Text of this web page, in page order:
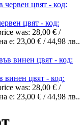
цвят - код:
was: 28,00 € /
е: 23,00 € / 44,98 лв..
винен цвят - код:
was: 28,00 € /
е: 23,00 € / 44,98 лв..